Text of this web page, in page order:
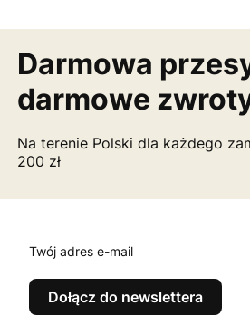
Darmowa
darmowe
Na terenie Polski dla każdego
200 zł
Twój adres e-mail
Dołącz do newslettera